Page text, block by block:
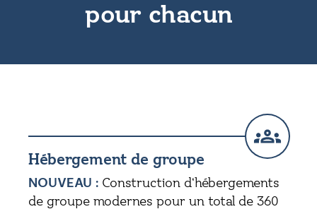
pour chacun
Hébergement de groupe
NOUVEAU : Construction d‘hébergements
de groupe modernes pour un total de 360